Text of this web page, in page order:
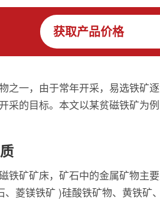
获取产品价格
之一，由于常年开采，易选铁矿
采的目标。本文以某贫磁铁矿为
铁矿矿床，矿石中的金属矿物主
菱镁铁矿 )硅酸铁矿物、黄铁矿